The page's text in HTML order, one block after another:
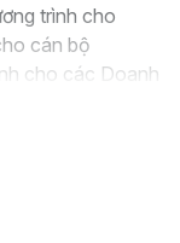
tiếp thu một
vào kiến thức
trợ giải đáp các
trình cho
cán bộ
cho các Doanh
Ban Nhân Dân